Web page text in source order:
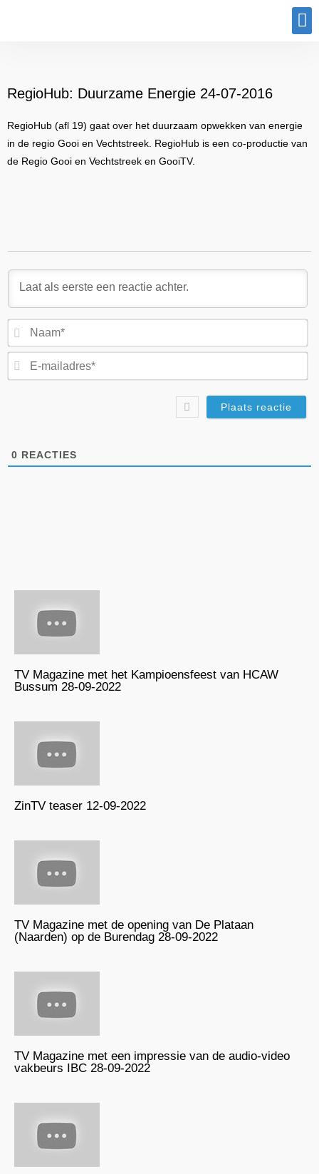
RegioHub: Duurzame Energie 24-07-2016
RegioHub (afl 19) gaat over het duurzaam opwekken van energie
in de regio Gooi en Vechtstreek. RegioHub is een co-productie van
de Regio Gooi en Vechtstreek en GooiTV.
0 REACTIES
TV Magazine met het Kampioensfeest van HCAW
Bussum 28-09-2022
ZinTV teaser 12-09-2022
TV Magazine met de opening van De Plataan
(Naarden) op de Burendag 28-09-2022
TV Magazine met een impressie van de audio-video
vakbeurs IBC 28-09-2022